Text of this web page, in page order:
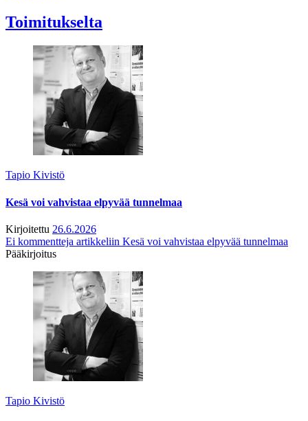
Toimitukselta
Tapio Kivistö
Kesä voi vahvistaa elpyvää tunnelmaa
Kirjoitettu 26.6.2026
Ei kommentteja artikkeliin Kesä voi vahvistaa elpyvää tunnelmaa
Pääkirjoitus
Tapio Kivistö